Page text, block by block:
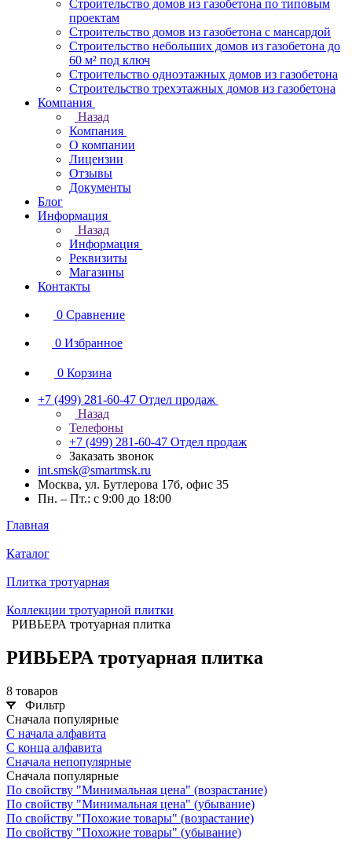
Строительство домов из газобетона по типовым
проектам
Строительство домов из газобетона с мансардой
Строительство небольших домов из газобетона до
60 м² под ключ
Строительство одноэтажных домов из газобетона
Строительство трехэтажных домов из газобетона
Компания
Назад
Компания
О компании
Лицензии
Отзывы
Документы
Блог
Информация
Назад
Информация
Реквизиты
Магазины
Контакты
0 Сравнение
0 Избранное
0 Корзина
+7 (499) 281-60-47 Отдел продаж
Назад
Телефоны
+7 (499) 281-60-47 Отдел продаж
Заказать звонок
int.smsk@smartmsk.ru
Москва, ул. Бутлерова 17б, офис 35
Пн. – Пт.: с 9:00 до 18:00
Главная
Каталог
Плитка тротуарная
Коллекции тротуарной плитки
РИВЬЕРА тротуарная плитка
РИВЬЕРА тротуарная плитка
8 товаров
Фильтр
Сначала популярные
С начала алфавита
С конца алфавита
Сначала непопулярные
Сначала популярные
По свойству "Минимальная цена" (возрастание)
По свойству "Минимальная цена" (убывание)
По свойству "Похожие товары" (возрастание)
По свойству "Похожие товары" (убывание)